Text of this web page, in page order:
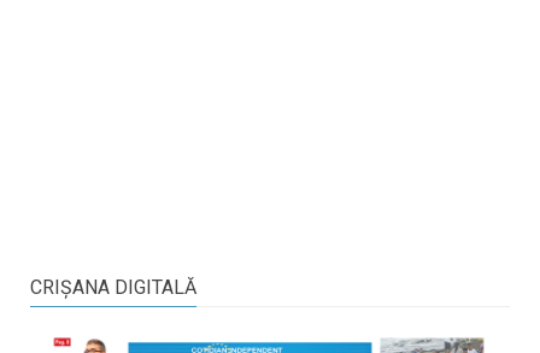
CRIŞANA DIGITALĂ